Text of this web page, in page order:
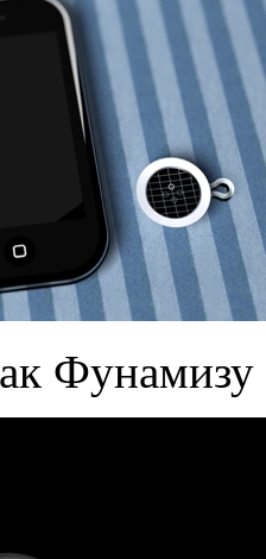
Фунамизу